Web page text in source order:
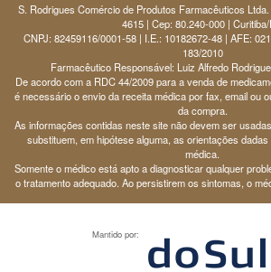
S. Rodrigues Comércio de Produtos Farmacêuticos
4615 | Cep: 80.240-000 |
CNPJ: 82459116/0001-58 | I.E.: 10182672-48 | AFE:
183/2010
Farmacêutico Responsável: Luiz Alfredo
De acordo com a RDC 44/2009 para a venda de
é necessário o envio da receita médica por fax, email ou
da compra.
As informações contidas neste site não devem ser
substituem, em hipótese alguma, as orientações
médica.
Somente o médico está apto a diagnosticar qualquer
o tratamento adequado. Ao persistirem os sintomas, o
Mantido por: